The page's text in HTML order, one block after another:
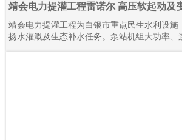
靖会电力提灌工程雷诺尔 高压软起动及
靖会电力提灌工程为白银市重点民生水利设施
扬水灌溉及生态补水任务。泵站机组大功率、